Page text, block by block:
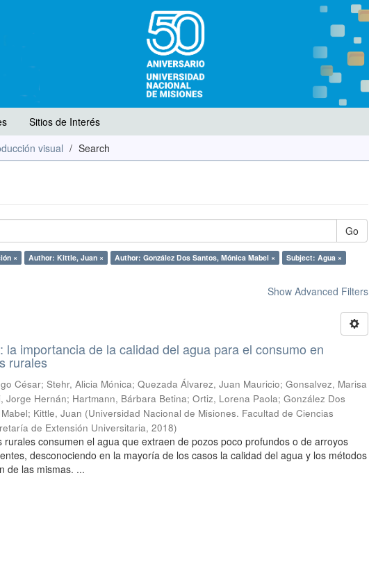
Sitios de Interés
visual Search
Go
× Author: Kittle, Juan × Author: González Dos Santos, Mónica Mabel ×
Subject: Agua ×
Show Advanced Filters
la importancia de la calidad del agua para el consumo en
rurales
César; Stehr, Alicia Mónica; Quezada Álvarez, Juan Mauricio; Gonsalvez, Marisa
Jorge Hernán; Hartmann, Bárbara Betina; Ortiz, Lorena Paola; González Dos
Kittle, Juan (Universidad Nacional de Misiones. Facultad de Ciencias
de Extensión Universitaria,2018)
rurales consumen el agua que extraen de pozos poco profundos o de arroyos
desconociendo en la mayoría de los casos la calidad del agua y los métodos
de las mismas. ...